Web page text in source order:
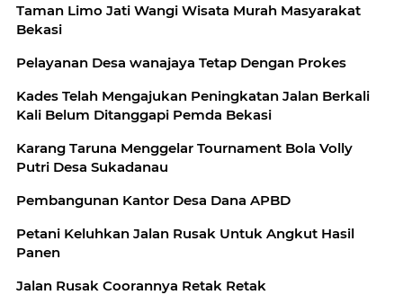
Taman Limo Jati Wangi Wisata Murah Masyarakat
Bekasi
Pelayanan Desa wanajaya Tetap Dengan Prokes
Kades Telah Mengajukan Peningkatan Jalan Berkali
Kali Belum Ditanggapi Pemda Bekasi
Karang Taruna Menggelar Tournament Bola Volly
Putri Desa Sukadanau
Pembangunan Kantor Desa Dana APBD
Petani Keluhkan Jalan Rusak Untuk Angkut Hasil
Panen
Jalan Rusak Coorannya Retak Retak